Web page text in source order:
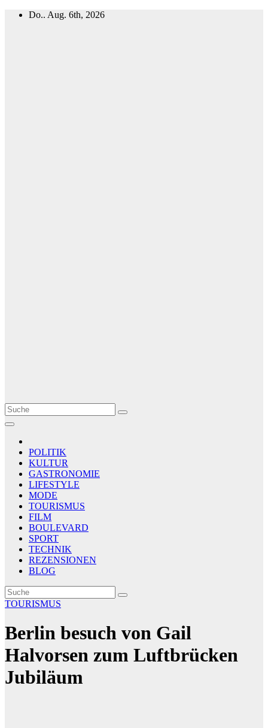
Zum
Do.. Aug. 6th, 2026
Le Matin
AGENCE DE PRESSE
POLITIK
KULTUR
GASTRONOMIE
LIFESTYLE
MODE
TOURISMUS
FILM
BOULEVARD
SPORT
TECHNIK
REZENSIONEN
BLOG
TOURISMUS
Berlin besuch von Gail
Halvorsen zum Luftbrücken
Jubiläum